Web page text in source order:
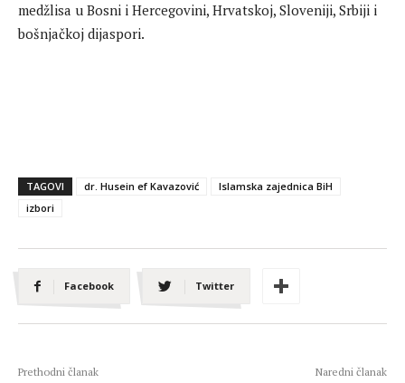
medžlisa u Bosni i Hercegovini, Hrvatskoj, Sloveniji, Srbiji i
bošnjačkoj dijaspori.
TAGOVI dr. Husein ef Kavazović
Islamska zajednica BiH
izbori
Facebook Twitter
Prethodni članak Naredni članak